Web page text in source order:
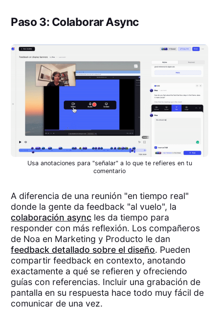
Paso 3: Colaborar Async
Usa anotaciones para "señalar" a lo que te refieres en tu
comentario
A diferencia de una reunión "en tiempo real"
donde la gente da feedback "al vuelo", la
colaboración async les da tiempo para
responder con más reflexión. Los compañeros
de Noa en Marketing y Producto le dan
feedback detallado sobre el diseño. Pueden
compartir feedback en contexto, anotando
exactamente a qué se refieren y ofreciendo
guías con referencias. Incluir una grabación de
pantalla en su respuesta hace todo muy fácil de
comunicar de una vez.